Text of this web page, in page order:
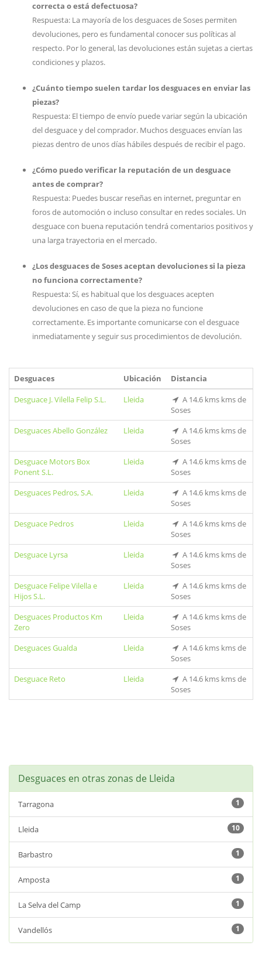
correcta o está defectuosa?
Respuesta: La mayoría de los desguaces de Soses permiten
devoluciones, pero es fundamental conocer sus políticas al
respecto. Por lo general, las devoluciones están sujetas a ciertas
condiciones y plazos.
¿Cuánto tiempo suelen tardar los desguaces en enviar las
piezas?
Respuesta: El tiempo de envío puede variar según la ubicación
del desguace y del comprador. Muchos desguaces envían las
piezas dentro de unos días hábiles después de recibir el pago.
¿Cómo puedo verificar la reputación de un desguace
antes de comprar?
Respuesta: Puedes buscar reseñas en internet, preguntar en
foros de automoción o incluso consultar en redes sociales. Un
desguace con buena reputación tendrá comentarios positivos y
una larga trayectoria en el mercado.
¿Los desguaces de Soses aceptan devoluciones si la pieza
no funciona correctamente?
Respuesta: Sí, es habitual que los desguaces acepten
devoluciones en caso de que la pieza no funcione
correctamente. Es importante comunicarse con el desguace
inmediatamente y seguir sus procedimientos de devolución.
Desguaces Ubicación
Distancia
Desguace J. Vilella Felip S.L.
Lleida
A 14.6 kms kms de
Soses
Desguaces Abello González
Lleida
A 14.6 kms kms de
Soses
Desguace Motors Box
Ponent S.L.
Lleida
A 14.6 kms kms de
Soses
Desguaces Pedros, S.A.
Lleida
A 14.6 kms kms de
Soses
Desguace Pedros
Lleida
A 14.6 kms kms de
Soses
Desguace Lyrsa
Lleida
A 14.6 kms kms de
Soses
Desguace Felipe Vilella e
Hijos S.L.
Lleida
A 14.6 kms kms de
Soses
Desguaces Productos Km
Zero
Lleida
A 14.6 kms kms de
Soses
Desguaces Gualda
Lleida
A 14.6 kms kms de
Soses
Desguace Reto
Lleida
A 14.6 kms kms de
Soses
Desguaces en otras zonas de Lleida
Tarragona 1
Lleida 10
Barbastro 1
Amposta 1
La Selva del Camp 1
Vandellós 1